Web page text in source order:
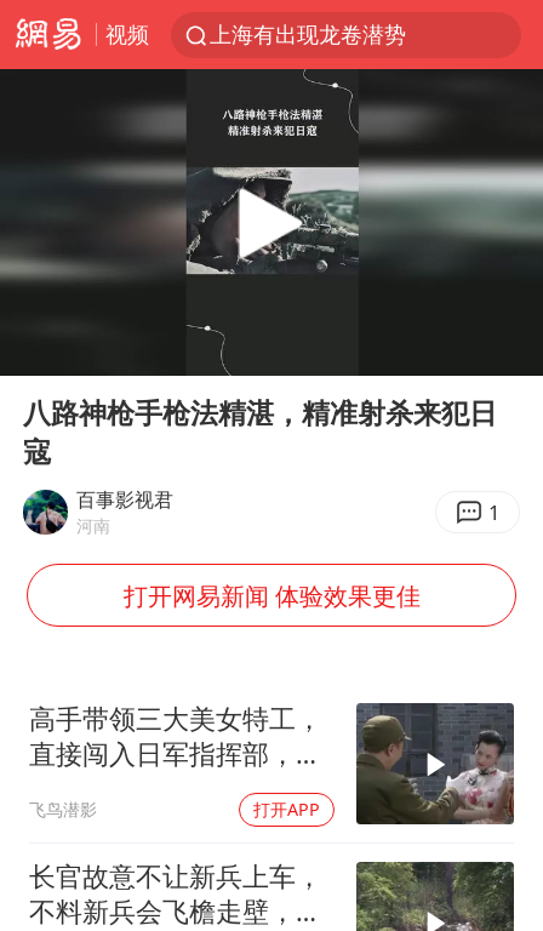
视频
上海有出现龙卷潜势
白海豚10级风圈
《披荆斩棘2026》阵容官宣
王艺迪无缘横滨赛决赛
上海暴雨红色预警
上门女婿出轨女邻居多年被判重婚罪
2025年小学教师减少13.19万
《龙餐馆》 冲奖
构建更高水平的全民健身公共服务体系
Play
八路神枪手枪法精湛，精准射杀来犯日
寇
百事影视君
河南 1
打开网易新闻 体验效果更佳
高手带领三大美女特工，
直接闯入日军指挥部，好
飞鸟潜影 打开APP
长官故意不让新兵上车，
不料新兵会飞檐走壁，场